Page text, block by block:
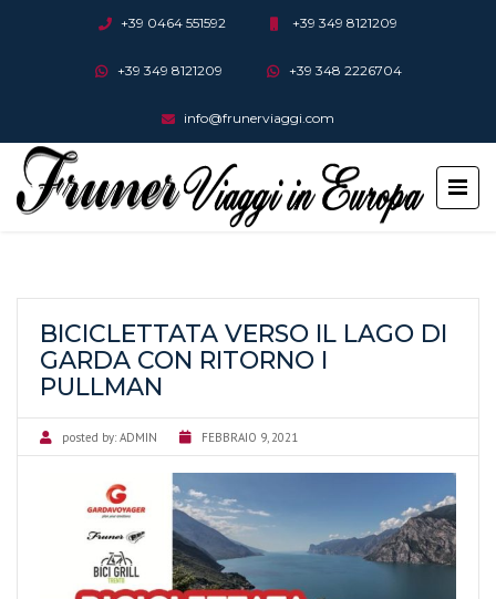
+39 0464 551592 +39 349 8121209
+39 349 8121209 +39 348 2226704
info@frunerviaggi.com
BICICLETTATA VERSO IL LAGO DI
GARDA CON RITORNO I
PULLMAN
posted by: ADMIN FEBBRAIO 9, 2021